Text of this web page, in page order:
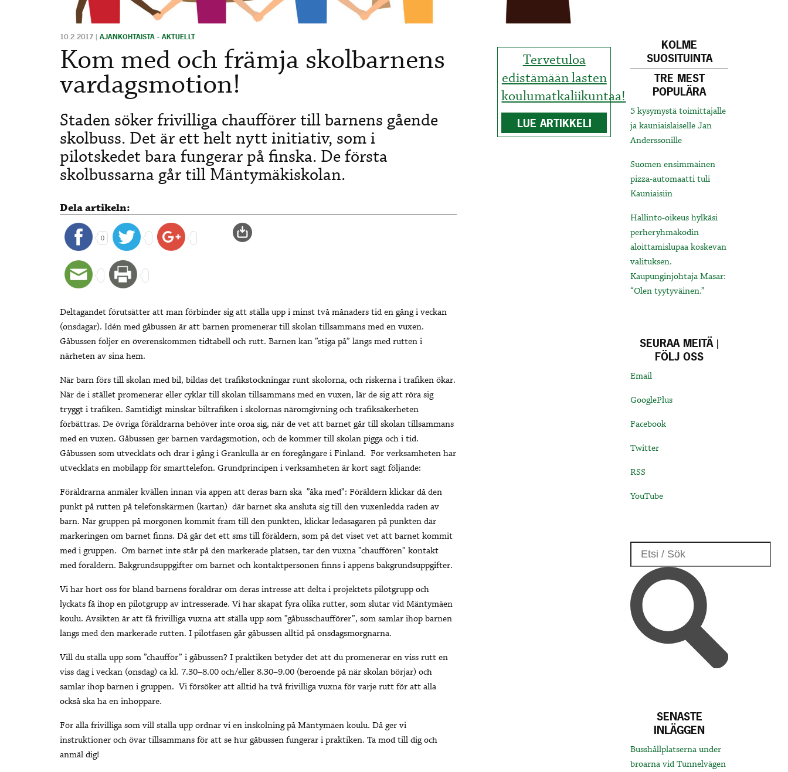
Tervetuloa
edistämään lasten
koulumatkaliikuntaa!
LUE ARTIKKELI
10.2.2017 | AJANKOHTAISTA - AKTUELLT
Kom med och främja skolbarnens
vardagsmotion!
Staden söker frivilliga chaufförer till barnens gående
skolbuss. Det är ett helt nytt initiativ, som i
pilotskedet bara fungerar på finska. De första
skolbussarna går till Mäntymäkiskolan.
Dela artikeln:
0
Deltagandet förutsätter att man förbinder sig att ställa upp i minst två månaders tid en gång i veckan
(onsdagar). Idén med gåbussen är att barnen promenerar till skolan tillsammans med en vuxen.
Gåbussen följer en överenskommen tidtabell och rutt. Barnen kan ”stiga på” längs med rutten i
närheten av sina hem.
När barn förs till skolan med bil, bildas det trafikstockningar runt skolorna, och riskerna i trafiken ökar.
När de i stället promenerar eller cyklar till skolan tillsammans med en vuxen, lär de sig att röra sig
tryggt i trafiken. Samtidigt minskar biltrafiken i skolornas näromgivning och trafiksäkerheten
förbättras. De övriga föräldrarna behöver inte oroa sig, när de vet att barnet går till skolan tillsammans
med en vuxen. Gåbussen ger barnen vardagsmotion, och de kommer till skolan pigga och i tid.
Gåbussen som utvecklats och drar i gång i Grankulla är en föregångare i Finland. För verksamheten har
utvecklats en mobilapp för smarttelefon. Grundprincipen i verksamheten är kort sagt följande:
Föräldrarna anmäler kvällen innan via appen att deras barn ska ”åka med”: Föräldern klickar då den
punkt på rutten på telefonskärmen (kartan) där barnet ska ansluta sig till den vuxenledda raden av
barn. När gruppen på morgonen kommit fram till den punkten, klickar ledasagaren på punkten där
markeringen om barnet finns. Då går det ett sms till föräldern, som på det viset vet att barnet kommit
med i gruppen. Om barnet inte står på den markerade platsen, tar den vuxna ”chauffören” kontakt
med föräldern. Bakgrundsuppgifter om barnet och kontaktpersonen finns i appens bakgrundsuppgifter.
Vi har hört oss för bland barnens föräldrar om deras intresse att delta i projektets pilotgrupp och
lyckats få ihop en pilotgrupp av intresserade. Vi har skapat fyra olika rutter, som slutar vid Mäntymäen
koulu. Avsikten är att få frivilliga vuxna att ställa upp som ”gåbusschaufförer”, som samlar ihop barnen
längs med den markerade rutten. I pilotfasen går gåbussen alltid på onsdagsmorgnarna.
Vill du ställa upp som ”chaufför” i gåbussen? I praktiken betyder det att du promenerar en viss rutt en
viss dag i veckan (onsdag) ca kl. 7.30–8.00 och/eller 8.30–9.00 (beroende på när skolan börjar) och
samlar ihop barnen i gruppen. Vi försöker att alltid ha två frivilliga vuxna för varje rutt för att alla
också ska ha en inhoppare.
För alla frivilliga som vill ställa upp ordnar vi en inskolning på Mäntymäen koulu. Då ger vi
instruktioner och övar tillsammans för att se hur gåbussen fungerar i praktiken. Ta mod till dig och
anmäl dig!
KOLME
SUOSITUINTA
TRE MEST
POPULÄRA
5 kysymystä toimittajalle
ja kauniaislaiselle Jan
Anderssonille
Suomen ensimmäinen
pizza-automaatti tuli
Kauniaisiin
Hallinto-oikeus hylkäsi
perheryhmäkodin
aloittamislupaa koskevan
valituksen.
Kaupunginjohtaja Masar:
“Olen tyytyväinen.”
SEURAA MEITÄ |
FÖLJ OSS
Email
GooglePlus
Facebook
Twitter
RSS
YouTube
SENASTE
INLÄGGEN
Busshållplatserna under
broarna vid Tunnelvägen